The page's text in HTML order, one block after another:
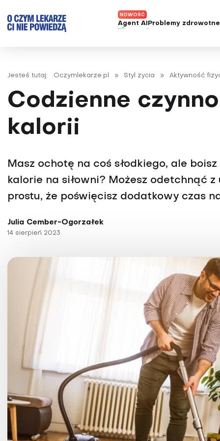
Agent AI Problemy zdrowotne
Alergie
Autyzm
Celiakia
Choroba Alzheimera
Choroba Parkinsona
Prawa
Jesteś tutaj: Oczymlekarze.pl » Styl życia » Aktywność
Codzienne
kalorii
Masz ochotę na coś słodkiego, ale
kalorie na siłowni? Możesz odetchnąć
prostu, że poświęcisz dodatkowy czas
Julia Cember-Ogorzałek
14 sierpień 2023